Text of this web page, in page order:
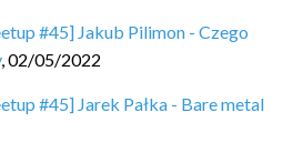
#45] Jakub Pilimon - Czego
,02/05/2022
#45] Jarek Pałka - Bare metal